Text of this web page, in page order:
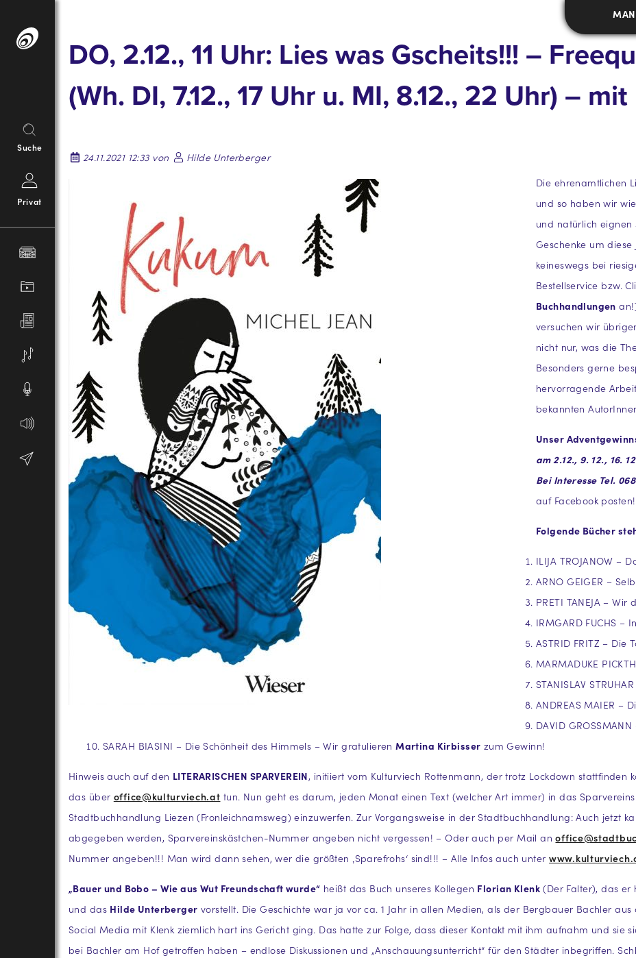
Inhalt
Suche
Privat
DO, 2.12., 11 Uhr: Lies was Gscheits!!! –
(Wh. DI, 7.12., 17 Uhr u. MI, 8.12., 22 Uhr) –
24.11.2021 12:33 von
Hilde Unterberger
Die ehrenamtlichen
und so haben wir
und natürlich eignen
Geschenke um
keineswegs bei
Bestellservice bzw.
Buchhandlungen
versuchen wir
nicht nur, was die
Besonders gerne
hervorragende
bekannten
Unser
am 2.12., 9. 12., 16.
Bei Interesse Tel.
auf Facebook posten!
Folgende Bücher
ILIJA TROJANOW –
ARNO GEIGER –
PRETI TANEJA –
IRMGARD FUCHS –
ASTRID FRITZ – Die
MARMADUKE
STANISLAV
ANDREAS MAIER –
DAVID
SARAH BIASINI – Die Schönheit des Himmels – Wir gratulierenMartina Kirbisser zum Gewinn!
Hinweis auch auf den LITERARISCHEN SPARVEREIN, initiiert vom Kulturviech Rottenmann, der trotz Lockdown stattfinden
das über office@kulturviech.at tun. Nun geht es darum, jeden Monat einen Text (welcher Art immer) in das
Stadtbuchhandlung Liezen (Fronleichnamsweg) einzuwerfen. Zur Vorgangsweise in der Stadtbuchhandlung: Auch jetzt
abgegeben werden, Sparvereinskästchen-Nummer angeben nicht vergessen! – Oder auch per Mail an
Nummer angeben!!! Man wird dann sehen, wer die größten ‚Sparefrohs‘ sind!!! – Alle Infos auch unter
„Bauer und Bobo – Wie aus Wut Freundschaft wurde“ heißt das Buch unseres Kollegen Florian Klenk(Der Falter), das er
und das Hilde Unterberger vorstellt. Die Geschichte war ja vor ca. 1 Jahr in allen Medien, als der Bergbauer Bachler
Social Media mit Klenk ziemlich hart ins Gericht ging. Das hatte zur Folge, dass dieser Kontakt mit ihm aufnahm und sie
bei Bachler am Hof getroffen haben – endlose Diskussionen und „Anschauungsunterricht“ für den Städter inbegriffen.